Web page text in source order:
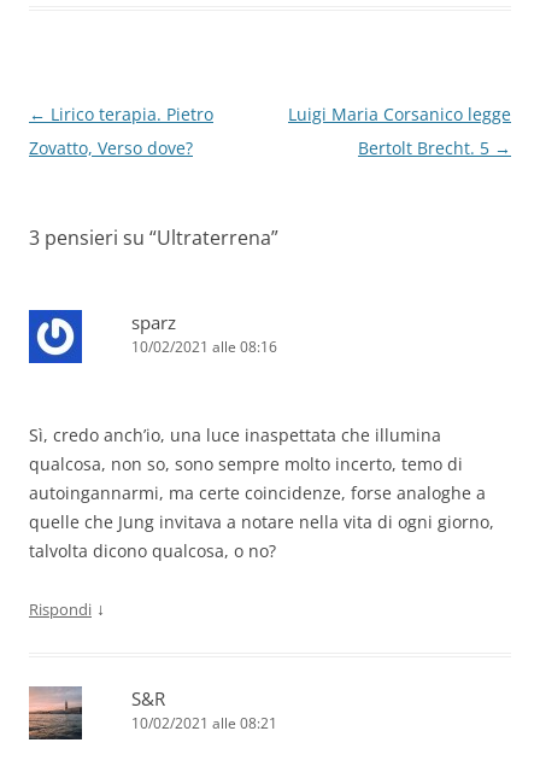
Navigazione
articolo
← Lirico terapia. Pietro
Zovatto, Verso dove?
Luigi Maria Corsanico legge
Bertolt Brecht. 5 →
3 pensieri su “Ultraterrena”
sparz
10/02/2021 alle 08:16
Sì, credo anch’io, una luce inaspettata che illumina
qualcosa, non so, sono sempre molto incerto, temo di
autoingannarmi, ma certe coincidenze, forse analoghe a
quelle che Jung invitava a notare nella vita di ogni giorno,
talvolta dicono qualcosa, o no?
Rispondi ↓
S&R
10/02/2021 alle 08:21